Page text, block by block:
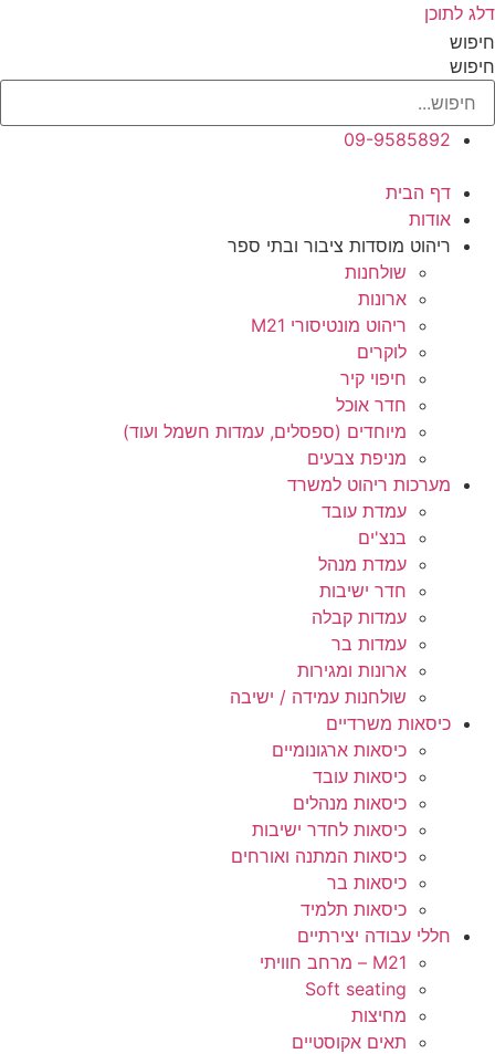
דלג לתוכן
חיפוש
חיפוש
09-9585892
דף הבית
אודות
ריהוט מוסדות ציבור ובתי ספר
שולחנות
ארונות
ריהוט מונטיסורי M21
לוקרים
חיפוי קיר
חדר אוכל
מיוחדים (ספסלים, עמדות חשמל ועוד)
מניפת צבעים
מערכות ריהוט למשרד
עמדת עובד
בנצ'ים
עמדת מנהל
חדר ישיבות
עמדות קבלה
עמדות בר
ארונות ומגירות
שולחנות עמידה / ישיבה
כיסאות משרדיים
כיסאות ארגונומיים
כיסאות עובד
כיסאות מנהלים
כיסאות לחדר ישיבות
כיסאות המתנה ואורחים
כיסאות בר
כיסאות תלמיד
חללי עבודה יצירתיים
M21 – מרחב חוויתי
Soft seating
מחיצות
תאים אקוסטיים